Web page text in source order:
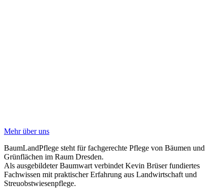
Mehr über uns
BaumLandPflege steht für fachgerechte Pflege von Bäumen und
Grünflächen im Raum Dresden.
Als ausgebildeter Baumwart verbindet Kevin Brüser fundiertes
Fachwissen mit praktischer Erfahrung aus Landwirtschaft und
Streuobstwiesenpflege.